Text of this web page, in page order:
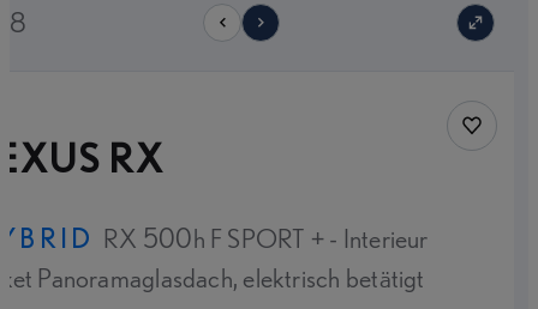
RX
RX 500h F SPORT + - Interieur
Panoramaglasdach, elektrisch betätigt